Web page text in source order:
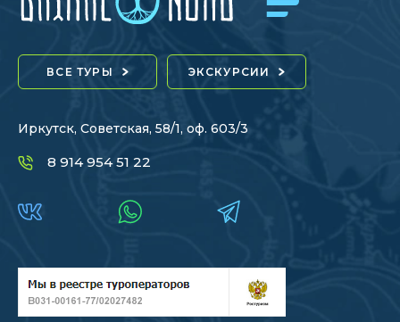
ВСЕ ТУРЫ ЭКСКУРСИИ
Иркутск, Советская, 58/1, оф. 603/3
8 914 954 51 22